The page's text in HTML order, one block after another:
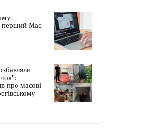
перший Mac
про масові